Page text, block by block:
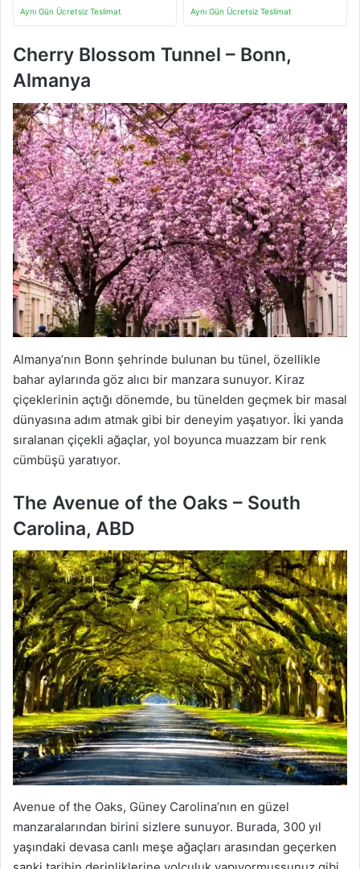
Aynı Gün Ücretsiz Teslimat Aynı Gün Ücretsiz Teslimat
Cherry Blossom Tunnel – Bonn,
Almanya
Almanya’nın Bonn şehrinde bulunan bu tünel, özellikle
bahar aylarında göz alıcı bir manzara sunuyor. Kiraz
çiçeklerinin açtığı dönemde, bu tünelden geçmek bir masal
dünyasına adım atmak gibi bir deneyim yaşatıyor. İki yanda
sıralanan çiçekli ağaçlar, yol boyunca muazzam bir renk
cümbüşü yaratıyor.
The Avenue of the Oaks – South
Carolina, ABD
Avenue of the Oaks, Güney Carolina’nın en güzel
manzaralarından birini sizlere sunuyor. Burada, 300 yıl
yaşındaki devasa canlı meşe ağaçları arasından geçerken